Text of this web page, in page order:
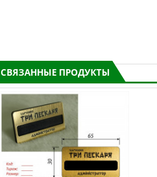
СВЯЗАННЫЕ ПРОДУКТЫ